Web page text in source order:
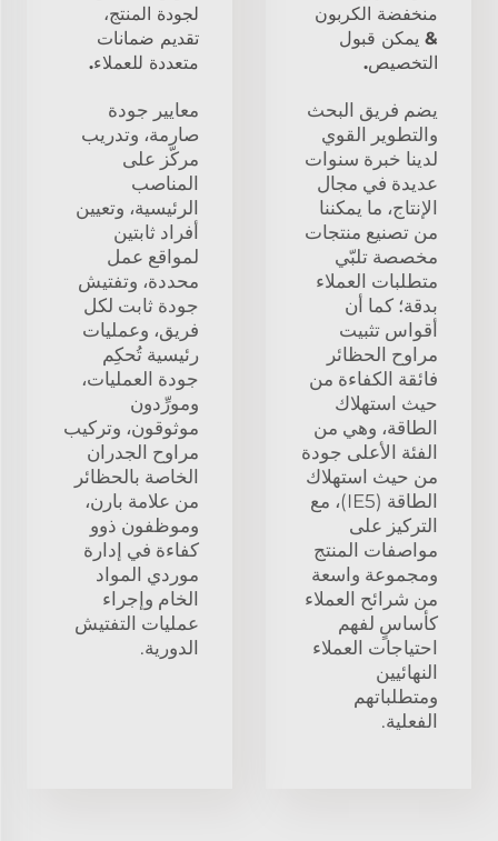
منخفضة الكربون
& يمكن قبول
التخصيص.
يضم فريق البحث
والتطوير القوي
لدينا خبرة سنوات
عديدة في مجال
الإنتاج، ما يمكننا
من تصنيع منتجات
مخصصة تلبّي
متطلبات العملاء
بدقة؛ كما أن
أقواس تثبيت
مراوح الحظائر
فائقة الكفاءة من
حيث استهلاك
الطاقة، وهي من
الفئة الأعلى جودة
من حيث استهلاك
الطاقة (IE5)، مع
التركيز على
مواصفات المنتج
ومجموعة واسعة
من شرائح العملاء
كأساسٍ لفهم
احتياجات العملاء
النهائيين
ومتطلباتهم
الفعلية.
لجودة المنتج،
تقديم ضمانات
متعددة للعملاء.
معايير جودة
صارمة، وتدريب
مركّز على
المناصب
الرئيسية، وتعيين
أفراد ثابتين
لمواقع عمل
محددة، وتفتيش
جودة ثابت لكل
فريق، وعمليات
رئيسية تُحكِم
جودة العمليات،
ومورِّدون
موثوقون، وتركيب
مراوح الجدران
الخاصة بالحظائر
من علامة بارن،
وموظفون ذوو
كفاءة في إدارة
موردي المواد
الخام وإجراء
عمليات التفتيش
الدورية.